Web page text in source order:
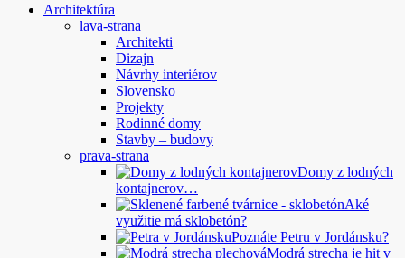
Architektúra
lava-strana
Architekti
Dizajn
Návrhy interiérov
Slovensko
Projekty
Rodinné domy
Stavby – budovy
prava-strana
Domy z lodných
kontajnerov…
Aké
využitie má sklobetón?
Poznáte Petru v Jordánsku?
Modrá strecha je hit v